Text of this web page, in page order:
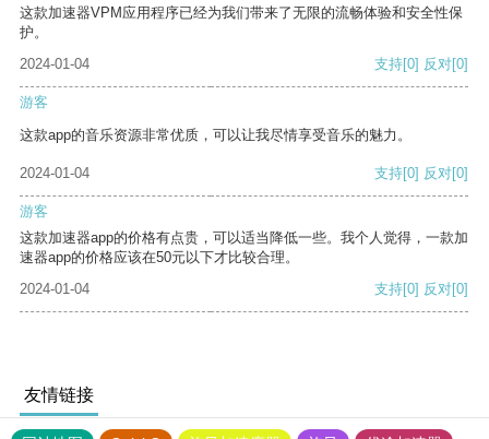
这款加速器VPM应用程序已经为我们带来了无限的流畅体验和安全性保
护。
2024-01-04
支持[0] 反对[0]
游客
这款app的音乐资源非常优质，可以让我尽情享受音乐的魅力。
2024-01-04 支持[0] 反对[0]
游客
这款加速器app的价格有点贵，可以适当降低一些。我个人觉得，一款加
速器app的价格应该在50元以下才比较合理。
2024-01-04
支持[0] 反对[0]
友情链接